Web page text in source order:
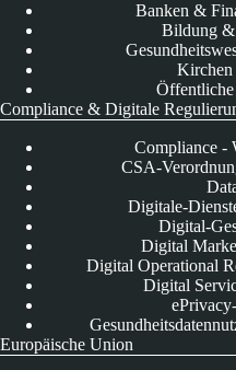
Banken &
Bildung &
Compliance & Digitale
Compliance -
CSA-
Digitale-
Digital-
Digital
Digital Operational
Digital
Europäische Union